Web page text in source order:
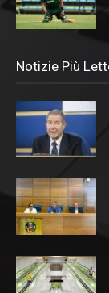
Notizie Più